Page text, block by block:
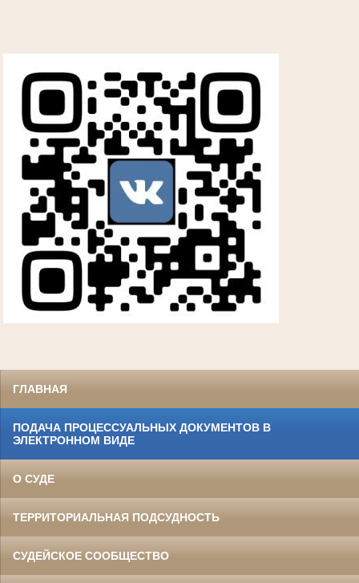
ГЛАВНАЯ
ПОДАЧА ПРОЦЕССУАЛЬНЫХ ДОКУМЕНТОВ В
ЭЛЕКТРОННОМ ВИДЕ
О СУДЕ
ТЕРРИТОРИАЛЬНАЯ ПОДСУДНОСТЬ
СУДЕЙСКОЕ СООБЩЕСТВО